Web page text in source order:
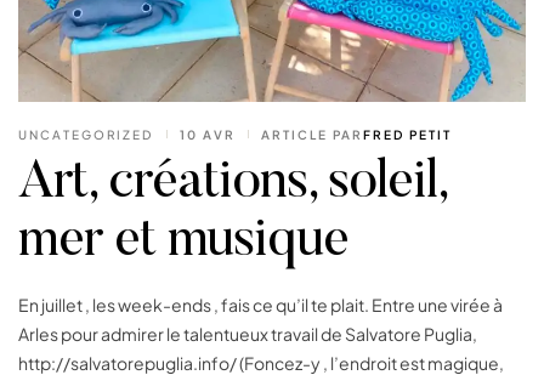
UNCATEGORIZED 10 AVR ARTICLE PAR FRED PETIT
Art, créations, soleil,
mer et musique
En juillet , les week-ends , fais ce qu’il te plait. Entre une virée à
Arles pour admirer le talentueux travail de Salvatore Puglia,
http://salvatorepuglia.info/ (Foncez-y , l’endroit est magique,